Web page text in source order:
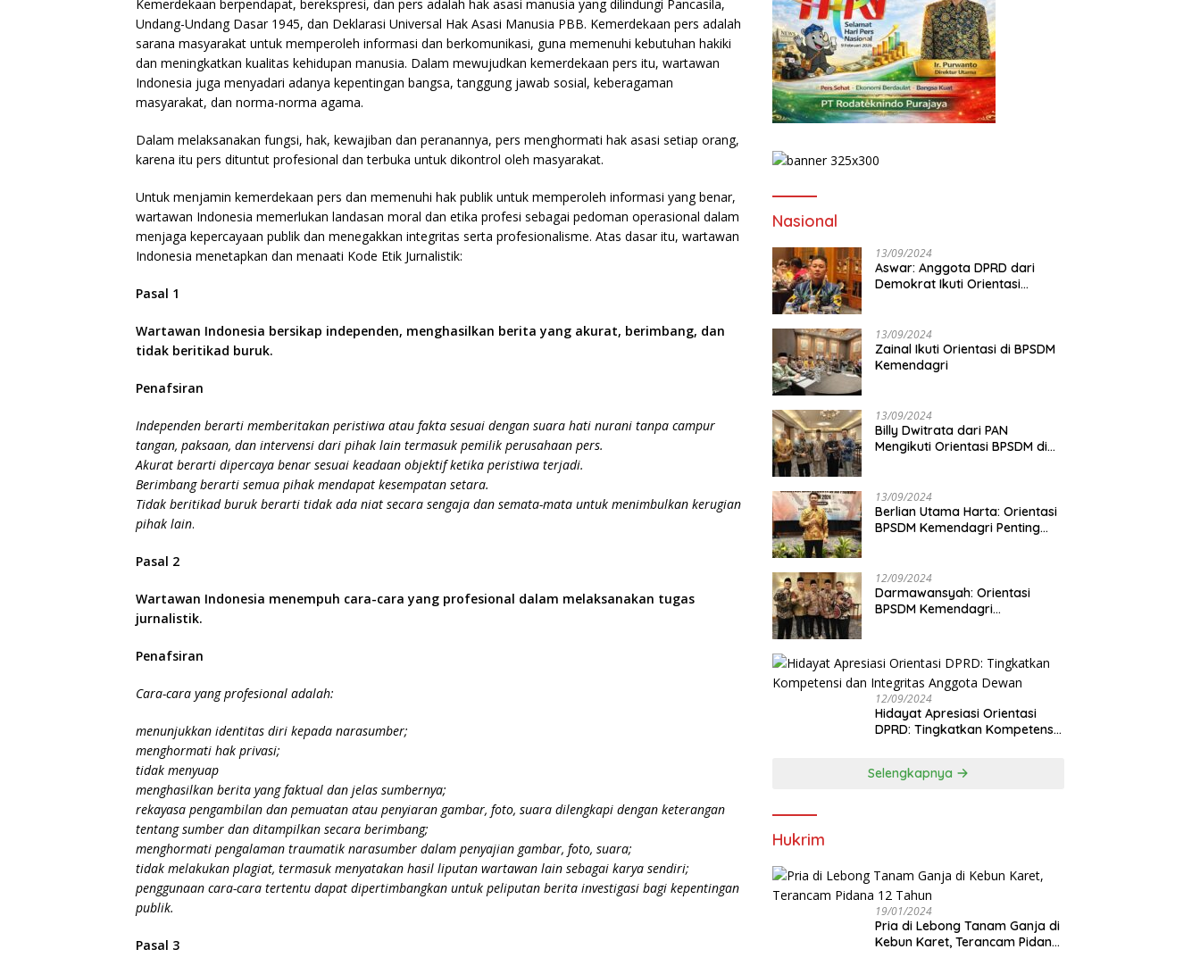
Kemerdekaan berpendapat, berekspresi, dan pers adalah hak asasi manusia yang dilindungi Pancasila,
Undang-Undang Dasar 1945, dan Deklarasi Universal Hak Asasi Manusia PBB. Kemerdekaan pers adalah
sarana masyarakat untuk memperoleh informasi dan berkomunikasi, guna memenuhi kebutuhan hakiki
dan meningkatkan kualitas kehidupan manusia. Dalam mewujudkan kemerdekaan pers itu, wartawan
Indonesia juga menyadari adanya kepentingan bangsa, tanggung jawab sosial, keberagaman
masyarakat, dan norma-norma agama.
Dalam melaksanakan fungsi, hak, kewajiban dan peranannya, pers menghormati hak asasi setiap orang,
karena itu pers dituntut profesional dan terbuka untuk dikontrol oleh masyarakat.
Untuk menjamin kemerdekaan pers dan memenuhi hak publik untuk memperoleh informasi yang benar,
wartawan Indonesia memerlukan landasan moral dan etika profesi sebagai pedoman operasional dalam
menjaga kepercayaan publik dan menegakkan integritas serta profesionalisme. Atas dasar itu, wartawan
Indonesia menetapkan dan menaati Kode Etik Jurnalistik:
Pasal 1
Wartawan Indonesia bersikap independen, menghasilkan berita yang akurat, berimbang, dan
tidak beritikad buruk.
Penafsiran
Independen berarti memberitakan peristiwa atau fakta sesuai dengan suara hati nurani tanpa campur
tangan, paksaan, dan intervensi dari pihak lain termasuk pemilik perusahaan pers.
Akurat berarti dipercaya benar sesuai keadaan objektif ketika peristiwa terjadi.
Berimbang berarti semua pihak mendapat kesempatan setara.
Tidak beritikad buruk berarti tidak ada niat secara sengaja dan semata-mata untuk menimbulkan kerugian
pihak lain.
Pasal 2
Wartawan Indonesia menempuh cara-cara yang profesional dalam melaksanakan tugas
jurnalistik.
Penafsiran
Cara-cara yang profesional adalah:
menunjukkan identitas diri kepada narasumber;
menghormati hak privasi;
tidak menyuap
menghasilkan berita yang faktual dan jelas sumbernya;
rekayasa pengambilan dan pemuatan atau penyiaran gambar, foto, suara dilengkapi dengan keterangan
tentang sumber dan ditampilkan secara berimbang;
menghormati pengalaman traumatik narasumber dalam penyajian gambar, foto, suara;
tidak melakukan plagiat, termasuk menyatakan hasil liputan wartawan lain sebagai karya sendiri;
penggunaan cara-cara tertentu dapat dipertimbangkan untuk peliputan berita investigasi bagi kepentingan
publik.
Pasal 3
Nasional
13/09/2024
Aswar: Anggota DPRD dari
Demokrat Ikuti Orientasi
13/09/2024
Zainal Ikuti Orientasi di BPSDM
Kemendagri
13/09/2024
Billy Dwitrata dari PAN
Mengikuti Orientasi BPSDM di
13/09/2024
Berlian Utama Harta: Orientasi
BPSDM Kemendagri Penting
12/09/2024
Darmawansyah: Orientasi
BPSDM Kemendagri
12/09/2024
Hidayat Apresiasi Orientasi
DPRD: Tingkatkan Kompetensi
Selengkapnya
Hukrim
19/01/2024
Pria di Lebong Tanam Ganja di
Kebun Karet, Terancam Pidana